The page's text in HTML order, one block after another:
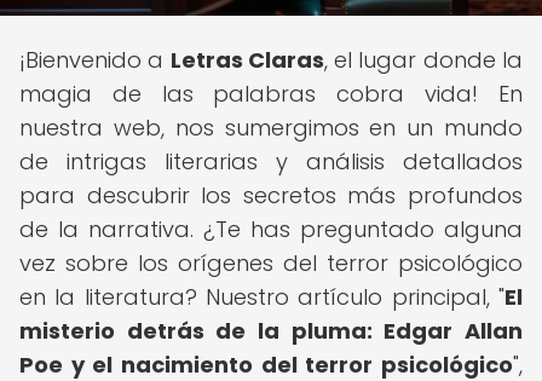
¡Bienvenido a Letras Claras, el lugar donde la
magia de las palabras cobra vida! En
nuestra web, nos sumergimos en un mundo
de intrigas literarias y análisis detallados
para descubrir los secretos más profundos
de la narrativa. ¿Te has preguntado alguna
vez sobre los orígenes del terror psicológico
en la literatura? Nuestro artículo principal, "El
misterio detrás de la pluma: Edgar Allan
Poe y el nacimiento del terror psicológico",